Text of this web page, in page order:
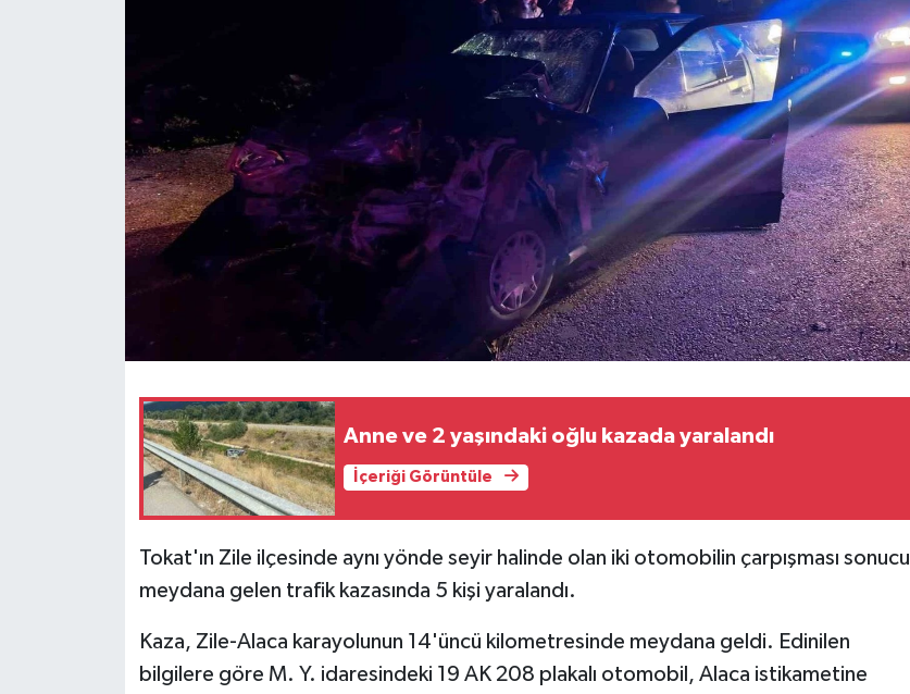
Anne ve 2 yaşındaki oğlu kazada yaralandı
İçeriği Görüntüle
Tokat'ın Zile ilçesinde aynı yönde seyir halinde olan iki otomobilin çarpışması sonucu
meydana gelen trafik kazasında 5 kişi yaralandı.
Kaza, Zile-Alaca karayolunun 14'üncü kilometresinde meydana geldi. Edinilen
bilgilere göre M. Y. idaresindeki 19 AK 208 plakalı otomobil, Alaca istikametine
Tokat Haberleri